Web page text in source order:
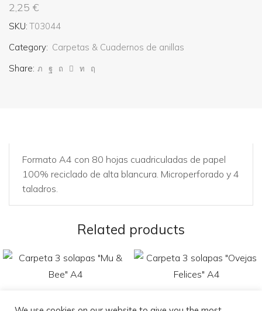
2,25 €
SKU: T03044
Category: Carpetas & Cuadernos de anillas
Share:
Formato A4 con 80 hojas cuadriculadas de papel
100% reciclado de alta blancura. Microperforado y 4
taladros.
Related products